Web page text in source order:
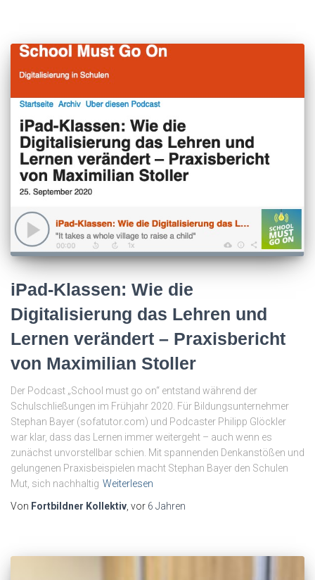
iPad-Klassen: Wie die
Digitalisierung das Lehren und
Lernen verändert – Praxisbericht
von Maximilian Stoller
Der Podcast „School must go on“ entstand während der
Schulschließungen im Frühjahr 2020. Für Bildungsunternehmer
Stephan Bayer (sofatutor.com) und Podcaster Philipp Glöckler
war klar, dass das Lernen immer weitergeht – auch wenn es
zunächst unvorstellbar schien. Mit spannenden Denkanstößen und
gelungenen Praxisbeispielen macht Stephan Bayer den Schulen
Mut, sich nachhaltig Weiterlesen
Von Fortbildner Kollektiv , vor 6 Jahren